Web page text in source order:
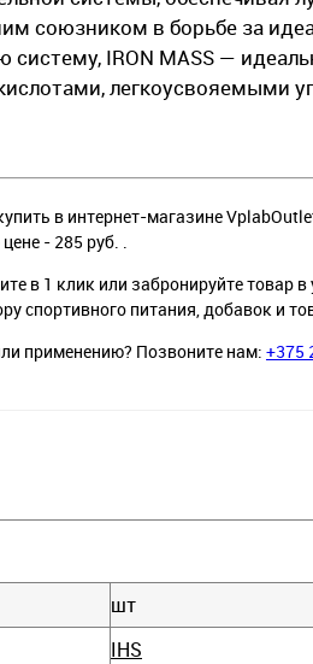
союзником в борьбе за
IRON MASS —
легкоусвояемыми
в интернет-магазине
цене - 285 руб. .
в 1 клик или забронируйте
спортивного питания, добавок и
применению? Позвоните нам: +375
шт
IHS